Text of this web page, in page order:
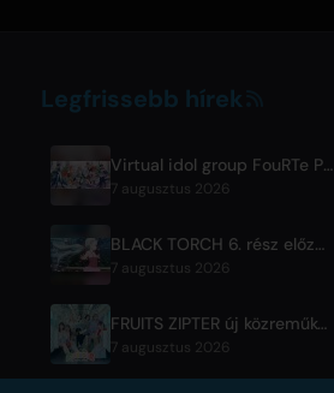
Legfrissebb hírek
Virtual idol group FouRTe Project Debuts with 'ALL IN' Album Produced by m-flo's ☆Taku Takahashi
7 augusztus 2026
BLACK TORCH 6. rész előzetes és adásinformációk
7 augusztus 2026
FRUITS ZIPTER új közreműködős dalt ad ki '1,2,3,FOOOOUR' címmel
7 augusztus 2026